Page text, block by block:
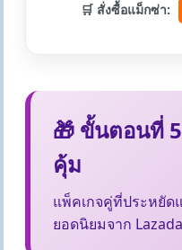
🛒 สั่งซื้อแม็กซ่า:
🎁 ขั้นตอนที่
คุ้ม
แพ็คเกจคู่ที่ประหยัด
ยอดนิยมจาก Lazada